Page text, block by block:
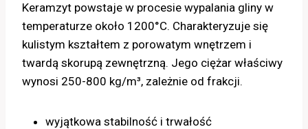
Keramzyt powstaje w procesie wypalania gliny w
temperaturze około 1200°C. Charakteryzuje się
kulistym kształtem z porowatym wnętrzem i
twardą skorupą zewnętrzną. Jego ciężar właściwy
wynosi 250-800 kg/m³, zależnie od frakcji.
wyjątkowa stabilność i trwałość